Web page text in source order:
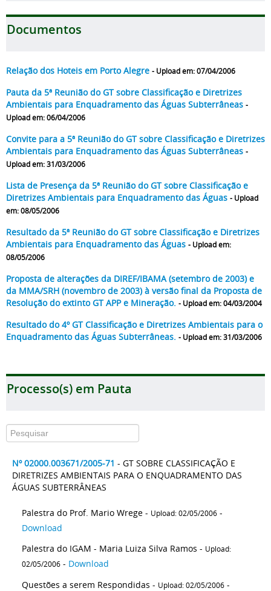
Documentos
Relação dos Hoteis em Porto Alegre - Upload em: 07/04/2006
Pauta da 5ª Reunião do GT sobre Classificação e Diretrizes
Ambientais para Enquadramento das Águas Subterrâneas -
Upload em: 06/04/2006
Convite para a 5ª Reunião do GT sobre Classificação e Diretrizes
Ambientais para Enquadramento das Águas Subterrâneas -
Upload em: 31/03/2006
Lista de Presença da 5ª Reunião do GT sobre Classificação e
Diretrizes Ambientais para Enquadramento das Águas - Upload
em: 08/05/2006
Resultado da 5ª Reunião do GT sobre Classificação e Diretrizes
Ambientais para Enquadramento das Águas - Upload em:
08/05/2006
Proposta de alterações da DIREF/IBAMA (setembro de 2003) e
da MMA/SRH (novembro de 2003) à versão final da Proposta de
Resolução do extinto GT APP e Mineração. - Upload em: 04/03/2004
Resultado do 4º GT Classificação e Diretrizes Ambientais para o
Enquadramento das Águas Subterrâneas. - Upload em: 31/03/2006
Processo(s) em Pauta
Nº 02000.003671/2005-71 - GT SOBRE CLASSIFICAÇÃO E
DIRETRIZES AMBIENTAIS PARA O ENQUADRAMENTO DAS
ÁGUAS SUBTERRÂNEAS
Palestra do Prof. Mario Wrege - Upload: 02/05/2006 -
Download
Palestra do IGAM - Maria Luiza Silva Ramos - Upload:
02/05/2006 - Download
Questões a serem Respondidas - Upload: 02/05/2006 -